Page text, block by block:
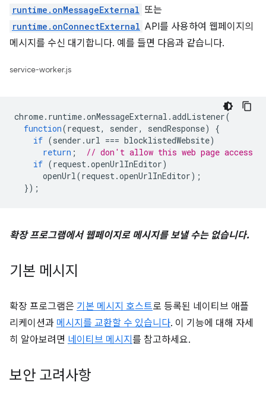
runtime.onMessageExternal 또는
runtime.onConnectExternal API를 사용하여 웹페이지의
메시지를 수신 대기합니다. 예를 들면 다음과 같습니다.
service-worker.js
chrome. runtime.onMessageExternal .addListener(
function(request, sender, sendResponse)
{
if (sender .url === blocklistedWebsite)
return ;
// don't allow this web page access
if (request.openUrlInEditor)
openUrl(request.openUrlInEditor);
});
확장 프로그램에서 웹페이지로 메시지를 보낼 수는 없습니다.
기본 메시지
확장 프로그램은 기본 메시지 호스트로 등록된 네이티브 애플
리케이션과 메시지를 교환할 수 있습니다. 이 기능에 대해 자세
히 알아보려면 네이티브 메시지 를 참고하세요.
보안 고려사항